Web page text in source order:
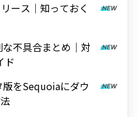
ース｜知っておく
不具合まとめ｜対
ド
をSequoiaにダウ